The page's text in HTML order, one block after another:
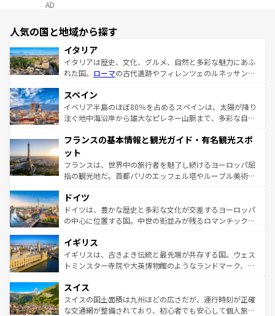
AD
人気の国と地域から探す
イタリア
イタリアは歴史、文化、グルメ、自然と多彩な魅力にあふ
れた国。 ローマの古代遺跡やフィレンツェのルネッサンス
ろん、トスカーナの美しい田園風景やアマルフィ海岸の絶
景など、自然景観も見逃せない。観光の合間には、本場の
ピザやパスタなど、絶品のイタリア料理を堪能することも
ませてくれるイタリアで、忘れられない旅をしてみよう！
なお、新着のイタリア情報は
しい。
スペイン
イベリア半島のほぼ80％を占めるスペインは、太陽が降り
注ぐ地中海沿岸から雄大なピレネー山脈まで、多彩な自然
文化が根付くこの国では、情熱的なフラメンコ、熱気あふ
れる闘牛、そして美味しいタパスが生活の一部となってい
る。首都マドリードの洗練された雰囲気や、バルセロナの
アートに溢れた街角から、地方では古代ローマ遺跡や中世
せる。地方によって風土や気候が異なるスペインはその個
性で訪れる人を魅了する。 なお、新着のスペイン情報は コ
ンテンツ一覧を参照してほしい。
フランスの基本情報と観光ガイド・有名観光スポ
ット
フランスは、世界中の旅行者を魅了し続けるヨーロッパ屈
指の観光地だ。首都パリのエッフェル塔やルーブル美術館
で、幅広い魅力が詰まっている。華麗な宮殿、歴史的な大
聖堂、美しいビーチ、そして豊かな自然が、訪れる者を心
から魅了する。また、フランスは美食の国としても知ら
いる。シャンパンの発祥地であるランス、プロヴァンスの
香り高いラベンダー畑など、多彩な楽しみ方が可能だ。さ
らに、パリ以外の地域にも魅力が溢れており、どの街角に
れる地方に足を運ぶとそれぞれで全く異なる文化を体験で
きるだろう。 なお、新着のフランス情報はコンテンツ一覧
を参照してほしい。
ドイツ
ドイツは、豊かな歴史と多彩な文化が交差するヨーロッパ
の中心に位置する国。中世の街並みが残るロマンチック街
顔を持つこの国は、どこを歩いても飽きることがない。ベ
ルリンの文化的活気、バイエルン州のアルプスの絶景、そ
してライン川沿いのワイン畑といった風景は必見。ビール
は、お酒好きな人にはぜひ体験してほしい。 なお、新着の
ドイツ情報はコンテンツ一覧を参照してほしい。
イギリス
イギリスは、古きよき伝統と最先端が共存する国。ウェス
トミンスター寺院や大英博物館のようなランドマーク、歴
リアごとに異なる魅力がある。また、優雅なアフタヌーン
ティー、ビール好きにはたまらない英国パブ、サッカー観
戦など、本場だからこそできる体験も豊富。イギリスを旅
スイス
スイスの国土面積は九州ほどの広さだが、運行時刻が正確
な交通網が整備されており、初心者でも安心して個人旅行